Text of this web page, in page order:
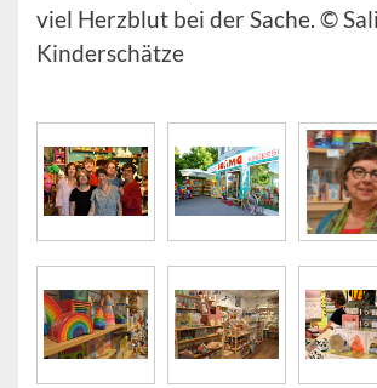
viel Herzblut bei der Sache. ©
Kinderschätze